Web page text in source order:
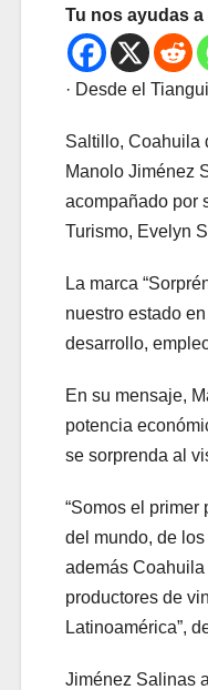
Tu nos ayudas
· Desde el
Saltillo, Coahuila
Manolo Jiménez
acompañado por
Turismo, Evelyn
La marca
nuestro estado
desarrollo,
En su mensaje,
potencia
se sorprenda al
“Somos el
del mundo, de
además
productores de
Latinoamérica”,
Jiménez Salinas